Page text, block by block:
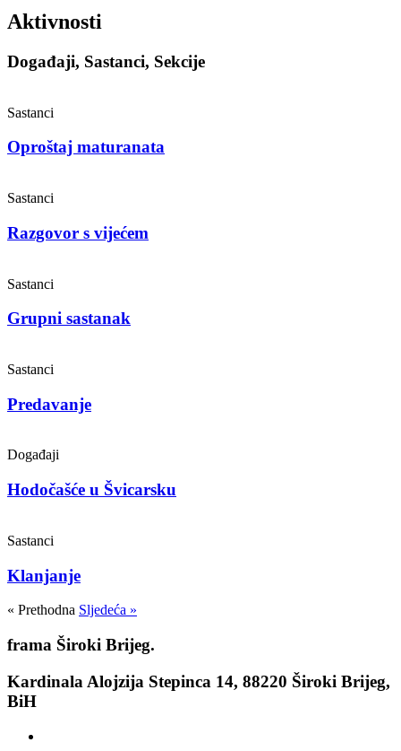
Aktivnosti
Događaji, Sastanci, Sekcije
Sastanci
Oproštaj maturanata
Sastanci
Razgovor s vijećem
Sastanci
Grupni sastanak
Sastanci
Predavanje
Događaji
Hodočašće u Švicarsku
Sastanci
Klanjanje
« Prethodna Sljedeća »
frama Široki Brijeg.
Kardinala Alojzija Stepinca 14, 88220 Široki Brijeg,
BiH